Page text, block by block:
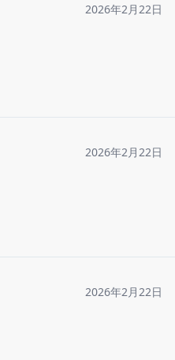
2026年2月22日
2026年2月22日
2026年2月22日